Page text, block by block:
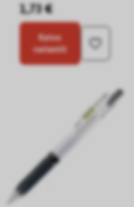
1,73 €
Katso
variantit